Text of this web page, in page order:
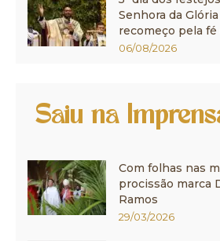
Senhora da
recomeço pela fé
06/08/2026
Saiu na
Com folhas nas
procissão marca
Ramos
29/03/2026